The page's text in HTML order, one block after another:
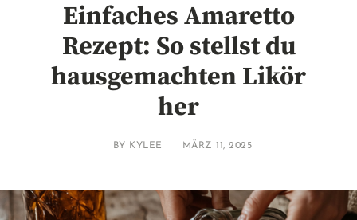
Einfaches Amaretto
Rezept: So stellst du
hausgemachten Likör
her
BY KYLEE MÄRZ 11, 2025